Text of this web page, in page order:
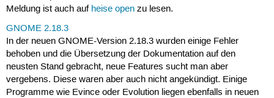
Meldung ist auch auf heise openzu lesen.
GNOME 2.18.3
In der neuen GNOME-Version 2.18.3 wurden einige Fehler
behoben und die Übersetzung der Dokumentation auf den
neusten Stand gebracht, neue Features sucht man aber
vergebens. Diese waren aber auch nicht angekündigt. Einige
Programme wie Evince oder Evolution liegen ebenfalls in neuen